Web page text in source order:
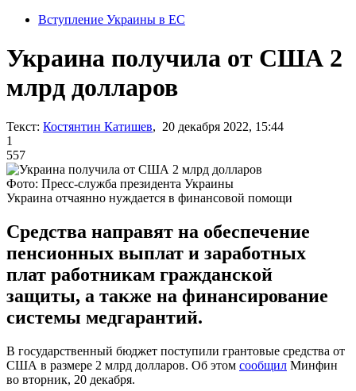
Вступление Украины в ЕС
Украина получила от США 2
млрд долларов
Текст: Костянтин Катишев, 20 декабря 2022, 15:44
1
557
Фото: Пресс-служба президента Украины
Украина отчаянно нуждается в финансовой помощи
Средства направят на обеспечение
пенсионных выплат и заработных
плат работникам гражданской
защиты, а также на финансирование
системы медгарантий.
В государственный бюджет поступили грантовые средства от
США в размере 2 млрд долларов. Об этом сообщил Минфин
во вторник, 20 декабря.